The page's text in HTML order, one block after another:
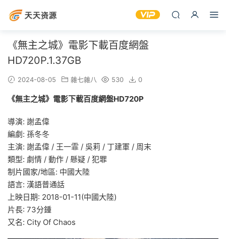
《無主之城》電影下載百度網盤
HD720P.1.37GB
2024-08-05 雜七雜八 530 0
《無主之城》電影下載百度網盤HD720P
導演: 謝孟偉
編劇: 孫冬冬
主演: 謝孟偉 / 王一霏 / 吳莉 / 丁建軍 / 周末
類型: 劇情 / 動作 / 懸疑 / 犯罪
制片國家/地區: 中國大陸
語言: 漢語普通話
上映日期: 2018-01-11(中國大陸)
片長: 73分鍾
又名: City Of Chaos